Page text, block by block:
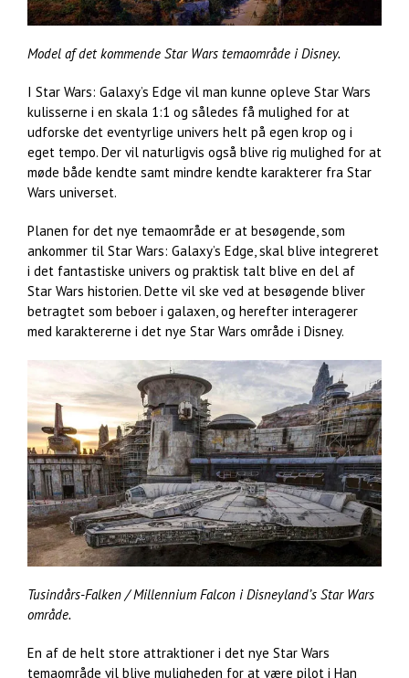
Model af det kommende Star Wars temaområde i Disney.
I Star Wars: Galaxy’s Edge vil man kunne opleve Star Wars
kulisserne i en skala 1:1 og således få mulighed for at
udforske det eventyrlige univers helt på egen krop og i
eget tempo. Der vil naturligvis også blive rig mulighed for at
møde både kendte samt mindre kendte karakterer fra Star
Wars universet.
Planen for det nye temaområde er at besøgende, som
ankommer til Star Wars: Galaxy’s Edge, skal blive integreret
i det fantastiske univers og praktisk talt blive en del af
Star Wars historien. Dette vil ske ved at besøgende bliver
betragtet som beboer i galaxen, og herefter interagerer
med karaktererne i det nye Star Wars område i Disney.
Tusindårs-Falken / Millennium Falcon i Disneyland’s Star Wars
område.
En af de helt store attraktioner i det nye Star Wars
temaområde vil blive muligheden for at være pilot i Han